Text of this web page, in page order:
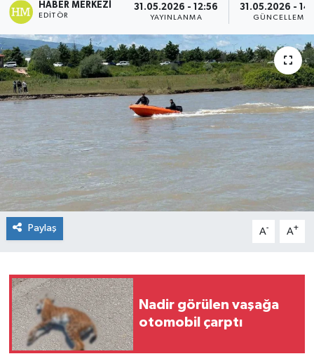
HABER MERKEZI
EDITÖR
31.05.2026 - 12:56
YAYINLANMA
31.05.2026 -
GÜNCELLEME
Paylaş A- A+
Nadir görülen vaşağa
otomobil çarptı
Spor
Teknoloji
Tokat Haberleri
Yaşam